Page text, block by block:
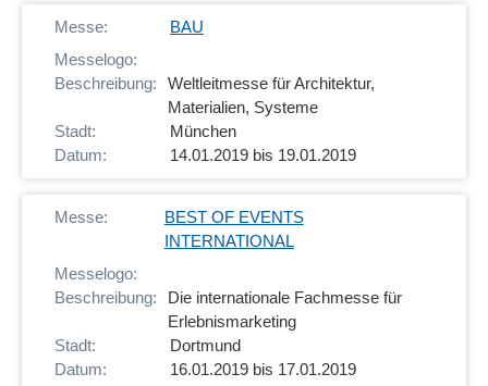
BAU
Weltleitmesse für Architektur,
Materialien, Systeme
München
14.01.2019 bis 19.01.2019
BEST OF EVENTS
INTERNATIONAL
Die internationale Fachmesse für
Erlebnismarketing
Dortmund
16.01.2019 bis 17.01.2019